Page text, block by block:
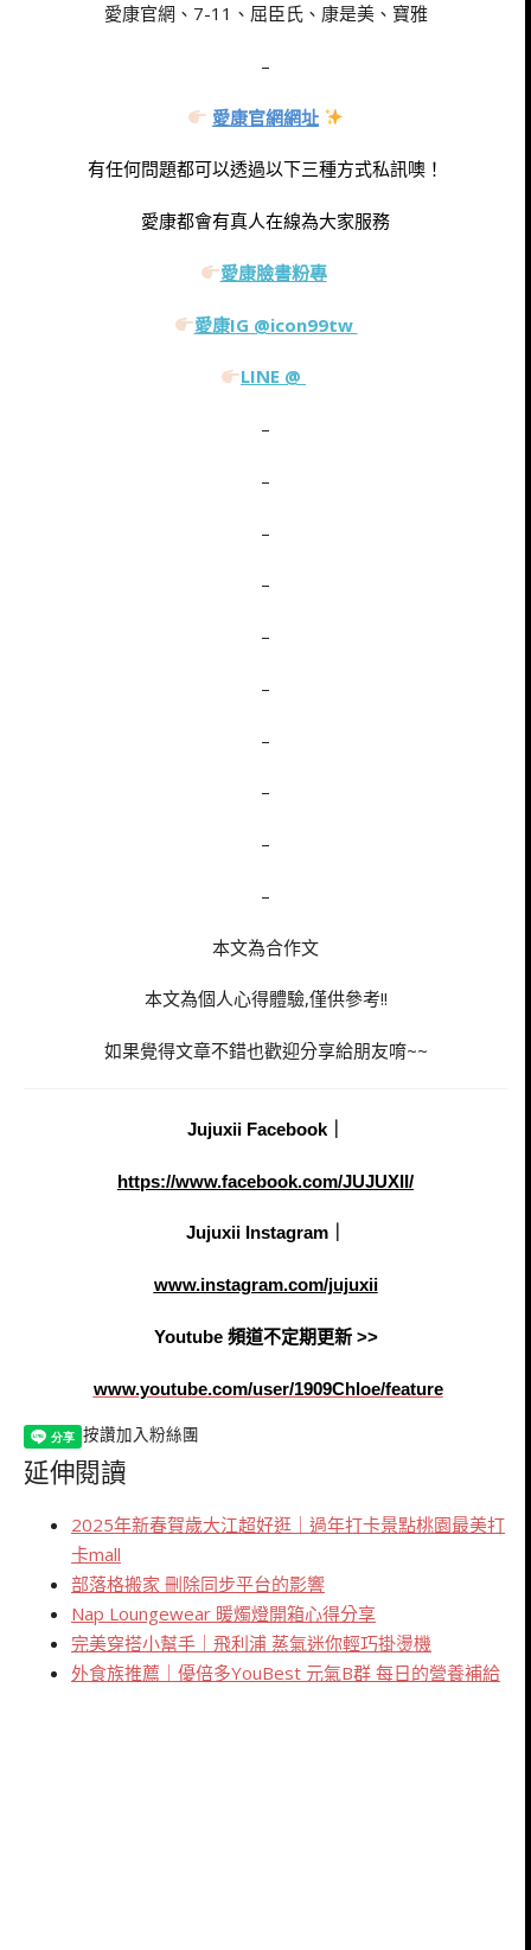
愛康官網、7-11、屈臣氏、康是美、寶雅
–
愛康官網網址
有任何問題都可以透過以下三種方式私訊噢！
愛康都會有真人在線為大家服務
愛康臉書粉專
愛康IG @icon99tw
LINE @
–
–
–
–
–
–
–
–
–
–
本文為合作文
本文為個人心得體驗,僅供參考!!
如果覺得文章不錯也歡迎分享給朋友唷~~
Jujuxii Facebook｜
https://www.facebook.com/JUJUXII/
Jujuxii Instagram｜
www.instagram.com/jujuxii
Youtube 頻道不定期更新 >>
www.youtube.com/user/1909Chloe/feature
按讚加入粉絲團
延伸閱讀
2025年新春賀歲大江超好逛｜過年打卡景點桃園最美打
卡mall
部落格搬家 刪除同步平台的影響
Nap Loungewear 暖燭燈開箱心得分享
完美穿搭小幫手｜飛利浦 蒸氣迷你輕巧掛燙機
外食族推薦｜優倍多YouBest 元氣B群 每日的營養補給